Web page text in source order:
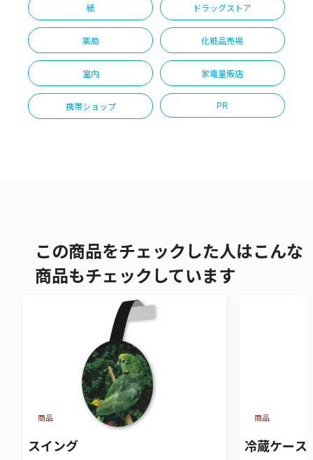
紙 ドラッグストア
薬局 化粧品売場
室内 家電量販店
携帯ショップ PR
この商品をチェックした人はこんな
商品もチェックしています
スイング
商品
冷蔵ケース
商品